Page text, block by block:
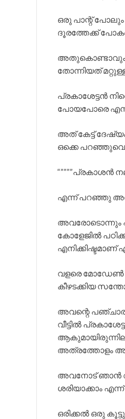
ഒരു പാന്റ് പോലും
ദൂരത്തേക്ക്
അതുകൊണ്ടാവും
തോന്നിയത്
പ്രകാശേട്ടൻ
പോയപോരെ
അത് കേട്ട്
ഒക്കെ
“””””പ്രകാശൻ
എന്ന് പറഞ്ഞു
അവരോടൊന്നും
കോളേജിൽ
വളരെ മോഡേൺ
കീഴടക്കിയ
അവന്റെ പഞ്ചാര
വീട്ടിൽ
അത്രത്തോളം
അവനോട് ഞാൻ
ശരിയാക്കാം
ഒരിക്കൽ ഒരു